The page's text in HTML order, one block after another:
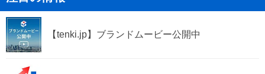
【tenki.jp】ブランドムービー公開中